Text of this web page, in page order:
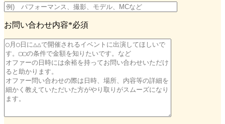
お問い合わせ内容*必須